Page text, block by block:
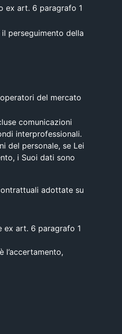
ex art. 6 paragrafo 1
perseguimento della
del mercato
comunicazioni
interprofessionali.
del personale, se Lei
i Suoi dati sono
adottate su
ex art. 6 paragrafo 1